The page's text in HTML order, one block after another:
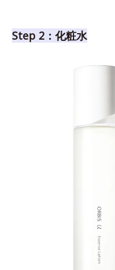
Step 2：化粧水